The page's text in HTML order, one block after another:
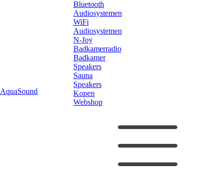
AquaSound
Bluetooth
Audiosystemen
WiFi
Audiosystemen
N-Joy
Badkamerradio
Badkamer
Speakers
Sauna
Speakers
Kopen
Webshop